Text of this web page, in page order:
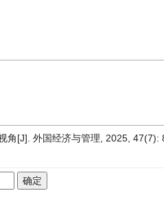
角[J]. 外国经济与管理, 2025, 47(7):